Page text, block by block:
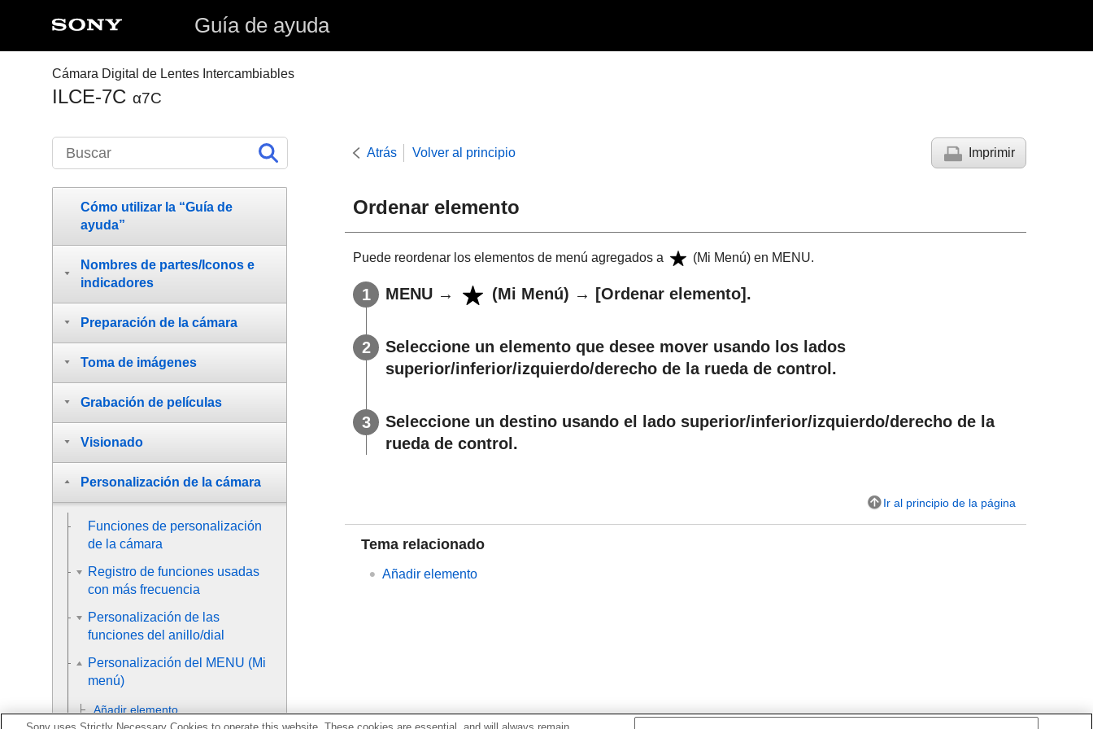
Guía de ayuda
Cámara Digital de Lentes Intercambiables
ILCE-7C α7C
Atrás Volver al principio Imprimir
Ordenar elemento
Puede reordenar los elementos de menú agregados a (Mi Menú) en MENU.
MENU → (Mi Menú) → [Ordenar elemento] .
Seleccione un elemento que desee mover usando los lados
superior/inferior/izquierdo/derecho de la rueda de control.
Seleccione un destino usando el lado superior/inferior/izquierdo/derecho de la
rueda de control.
Ir al principio de la página
Tema relacionado
Añadir elemento
Cómo utilizar la “Guía de
ayuda”
Nombres de partes/Iconos e
indicadores
Preparación de la cámara
Toma de imágenes
Grabación de películas
Visionado
Personalización de la cámara
Funciones de personalización
de la cámara
Registro de funciones usadas
con más frecuencia
Personalización de las
funciones del anillo/dial
Personalización del MENU (Mi
menú)
Añadir elemento